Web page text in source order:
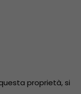
proprietà, si